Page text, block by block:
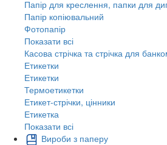
Папір для креслення, папки для
Папір копіювальний
Фотопапір
Показати всі
Касова стрічка та стрічка для
Етикетки
Етикетки
Термоетикетки
Етикет-стрічки, цінники
Етикетка
Показати всі
Вироби з паперу